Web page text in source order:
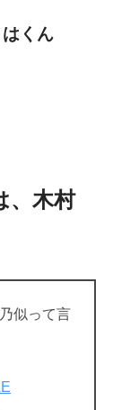
くん
、木村
似って言